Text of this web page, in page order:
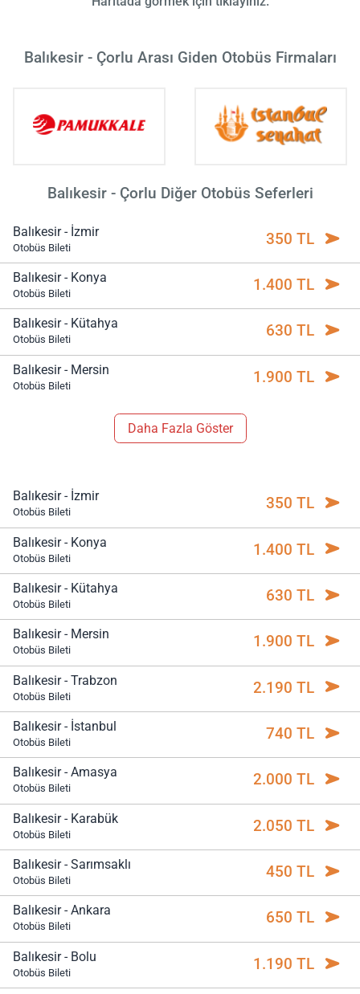
Balıkesir - Çorlu Arası Giden Otobüs Firmaları
Balıkesir - Çorlu Diğer Otobüs Seferleri
Balıkesir - İzmir
Otobüs Bileti 350 TL
Balıkesir - Konya
Otobüs Bileti 1.400 TL
Balıkesir - Kütahya
Otobüs Bileti 630 TL
Balıkesir - Mersin
Otobüs Bileti 1.900 TL
Daha Fazla Göster
Balıkesir - İzmir
Otobüs Bileti 350 TL
Balıkesir - Konya
Otobüs Bileti 1.400 TL
Balıkesir - Kütahya
Otobüs Bileti 630 TL
Balıkesir - Mersin
Otobüs Bileti 1.900 TL
Balıkesir - Trabzon
Otobüs Bileti 2.190 TL
Balıkesir - İstanbul
Otobüs Bileti 740 TL
Balıkesir - Amasya
Otobüs Bileti 2.000 TL
Balıkesir - Karabük
Otobüs Bileti 2.050 TL
Balıkesir - Sarımsaklı
Otobüs Bileti 450 TL
Balıkesir - Ankara
Otobüs Bileti 650 TL
Balıkesir - Bolu
Otobüs Bileti 1.190 TL